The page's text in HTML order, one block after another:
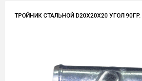
ТРОЙНИК СТАЛЬНОЙ D20Х20Х20 УГОЛ 90ГР.